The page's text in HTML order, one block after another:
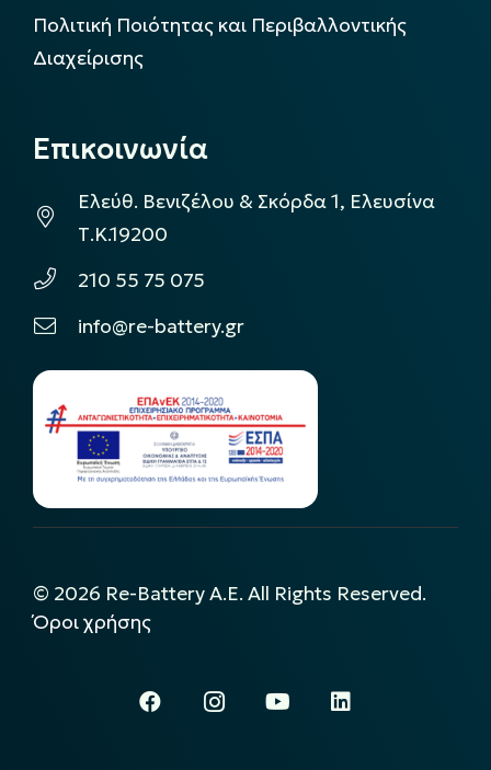
Πολιτική Ποιότητας και Περιβαλλοντικής
Διαχείρισης
Επικοινωνία
Ελεύθ. Βενιζέλου & Σκόρδα 1, Ελευσίνα
Τ.Κ.19200
210 55 75 075
info@re-battery.gr
© 2026 Re-Battery A.E. All Rights Reserved.
Όροι χρήσης